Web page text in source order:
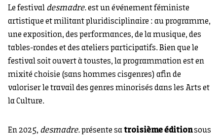
Le festival desmadre.est un événement féministe
artistique et militant pluridisciplinaire : au programme,
une exposition, des performances, de la musique, des
tables-rondes et des ateliers participatifs. Bien que le
festival soit ouvert à toustes, la programmation est en
mixité choisie (sans hommes cisgenres) afin de
valoriser le travail des genres minorisés dans les Arts et
la Culture.
En 2025, desmadre.présente satroisième éditionsous